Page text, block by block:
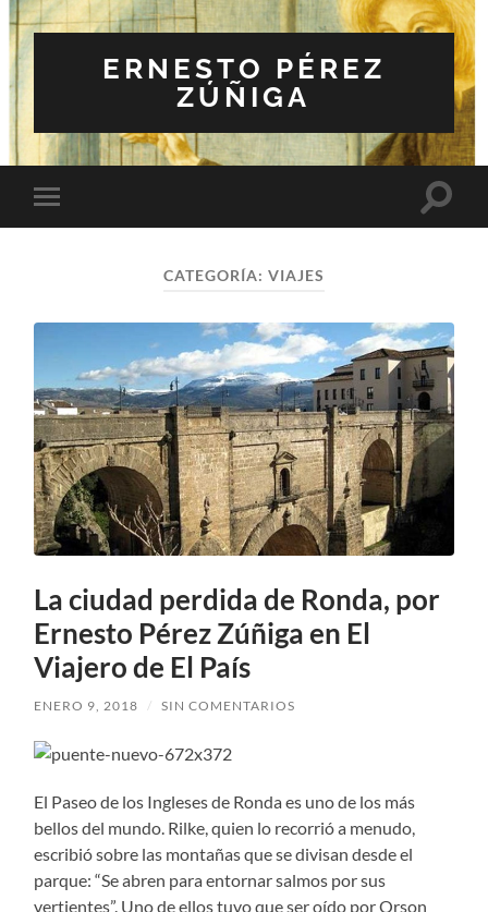
ERNESTO PÉREZ
ZÚÑIGA
Alternar
el
CATEGORÍA: VIAJES
La ciudad perdida de Ronda, por
Ernesto Pérez Zúñiga en El
Viajero de El País
ENERO 9, 2018 / SIN COMENTARIOS
El Paseo de los Ingleses de Ronda es uno de los más
bellos del mundo. Rilke, quien lo recorrió a menudo,
escribió sobre las montañas que se divisan desde el
parque: “Se abren para entornar salmos por sus
vertientes”. Uno de ellos tuvo que ser oído por Orson